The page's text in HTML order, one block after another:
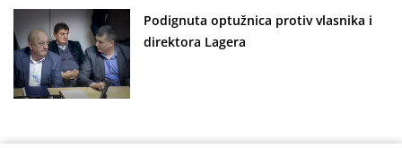
Podignuta optužnica protiv vlasnika i
direktora Lagera